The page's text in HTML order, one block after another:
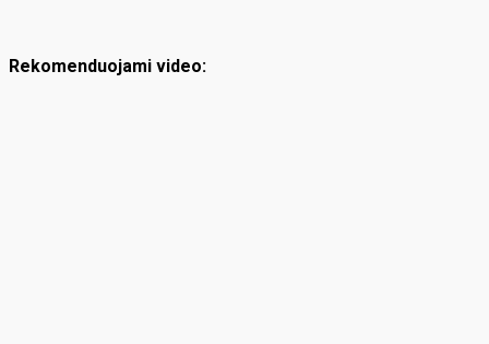
Rekomenduojami video: